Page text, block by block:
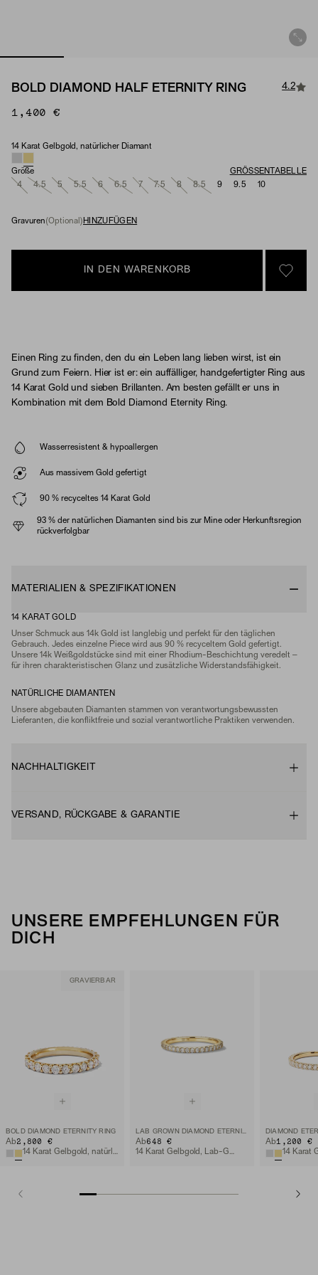
BOLD DIAMOND HALF ETERNITY RING 4.2
1,400 €
Material & Stone Options
14 Karat Gelbgold, natürlicher Diamant
Größe
GRÖSSENTABELLE
4
4.5 5 5.5 6 6.5 7 7.5 8 8.5 9 9.5 10
Gravuren (Optional) HINZUFÜGEN
IN DEN WARENKORB
SIGN
Einen Ring zu finden, den du ein Leben lang lieben wirst, ist ein
Grund zum Feiern. Hier ist er: ein auffälliger, handgefertigter Ring aus
14 Karat Gold und sieben Brillanten. Am besten gefällt er uns in
Kombination mit dem Bold Diamond Eternity Ring.
Wasserresistent & hypoallergen
Aus massivem Gold gefertigt
90 % recyceltes 14 Karat Gold
93 % der natürlichen Diamanten sind bis zur Mine oder Herkunftsregion
rückverfolgbar
MATERIALIEN & SPEZIFIKATIONEN
14 KARAT GOLD
Unser Schmuck aus 14k Gold ist langlebig und perfekt für den täglichen
Gebrauch. Jedes einzelne Piece wird aus 90 % recyceltem Gold gefertigt.
Unsere 14k Weißgoldstücke sind mit einer Rhodium-Beschichtung veredelt –
für ihren charakteristischen Glanz und zusätzliche Widerstandsfähigkeit.
NATÜRLICHE DIAMANTEN
Unsere abgebauten Diamanten stammen von verantwortungsbewussten
Lieferanten, die konfliktfreie und sozial verantwortliche Praktiken verwenden.
NACHHALTIGKEIT
VERSAND, RÜCKGABE & GARANTIE
UNSERE EMPFEHLUNGEN FÜR
DICH
GRAVIERBAR
BOLD DIAMOND ETERNITY RING
Ab 2,800 €
14 Karat Gelbgold, natürlicher Diamant
LAB GROWN DIAMOND ETERNITY BAND
Ab 648 €
14 Karat Gelbgold, Lab-Grown Diamant
DIAMOND
Ab1,200 €